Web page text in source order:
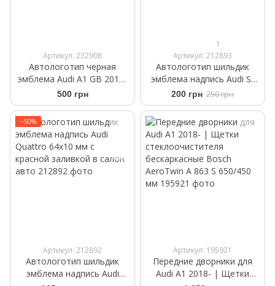
Артикул: 232908
Автологотип черная
эмблема Audi A1 GB 2019-
Black Edition на кришку
багажника
500 грн
1
Артикул: 212893
Автологотип шильдик
эмблема надпись Audi S-
line 72x15 мм black глянец
200 грн 250 грн
−50%
Артикул: 212892
Автологотип шильдик
эмблема надпись Audi
Артикул: 195921
Передние дворники для
Audi A1 2018- | Щетки